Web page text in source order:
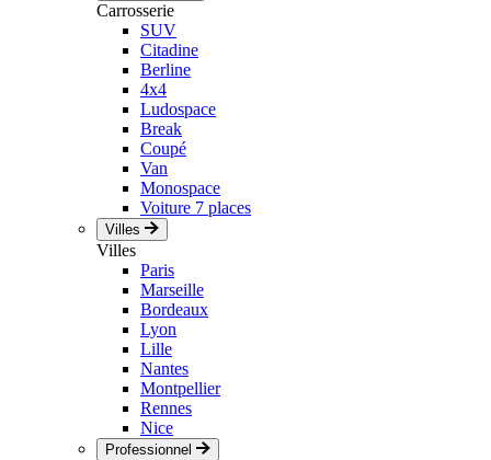
Carrosserie
SUV
Citadine
Berline
4x4
Ludospace
Break
Coupé
Van
Monospace
Voiture 7 places
Villes
Villes
Paris
Marseille
Bordeaux
Lyon
Lille
Nantes
Montpellier
Rennes
Nice
Professionnel